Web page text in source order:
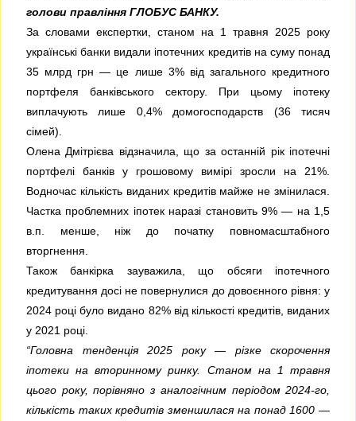
голови правління ГЛОБУС БАНКУ.
За словами експертки, станом на 1 травня 2025 року
українські банки видали іпотечних кредитів на суму понад
35 млрд грн — це лише 3% від загального кредитного
портфеля банківського сектору. При цьому іпотеку
виплачують лише 0,4% домогосподарств (36 тисяч
сімей).
Олена Дмітрієва відзначила, що за останній рік іпотечні
портфелі банків у грошовому вимірі зросли на 21%.
Водночас кількість виданих кредитів майже не змінилася.
Частка проблемних іпотек наразі становить 9% — на 1,5
в.п. менше, ніж до початку повномасштабного
вторгнення.
Також банкірка зауважила, що обсяги іпотечного
кредитування досі не повернулися до довоєнного рівня: у
2024 році було видано 82% від кількості кредитів, виданих
у 2021 році.
“Головна тенденція 2025 року — різке скорочення
іпотеки на вторинному ринку. Станом на 1 травня
цього року, порівняно з аналогічним періодом 2024-го,
кількість таких кредитів зменшилася на понад 1600 —